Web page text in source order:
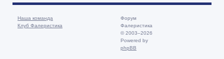
Наша команда
Клуб Фалеристика
Форум
Фалеристика
© 2003–2026
Powered by
phpBB